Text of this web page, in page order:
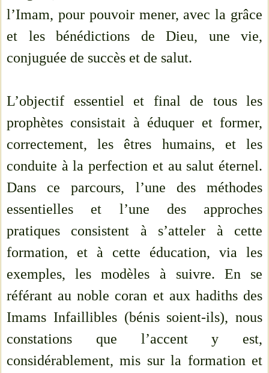
l’Imam, pour pouvoir mener, avec la grâce
et les bénédictions de Dieu, une vie,
conjuguée de succès et de salut.
L’objectif essentiel et final de tous les
prophètes consistait à éduquer et former,
correctement, les êtres humains, et les
conduite à la perfection et au salut éternel.
Dans ce parcours, l’une des méthodes
essentielles et l’une des approches
pratiques consistent à s’atteler à cette
formation, et à cette éducation, via les
exemples, les modèles à suivre. En se
référant au noble coran et aux hadiths des
Imams Infaillibles (bénis soient-ils), nous
constations que l’accent y est,
considérablement, mis sur la formation et